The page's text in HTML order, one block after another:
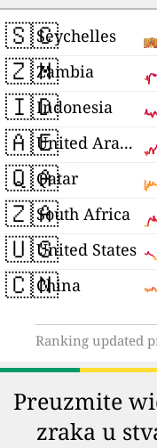
🇸🇨Seychelles
🇿🇲Zambia
🇮🇩Indonesia
🇦🇪 United Arab Emirates
🇶🇦Qatar
🇿🇦South Africa
🇺🇸United States
🇨🇳China
Ranking updated
Preuzmite
zraka u